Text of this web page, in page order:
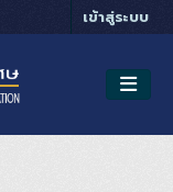
เข้าสู่ระบบ